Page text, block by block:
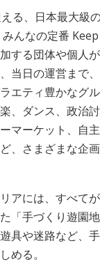
る、日本最大級
んなの定番
する団体や個人
当日の運営まで
エティ豊かなグ
、ダンス、政治
マーケット、自
、さまざまな企画
アには、すべて
「手づくり遊園
具や迷路など、
める。